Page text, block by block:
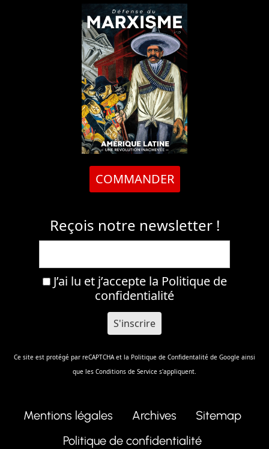
COMMANDER
Reçois notre newsletter !
J’ai lu et j’accepte la Politique de
confidentialité
Ce site est protégé par reCAPTCHA et la Politique de Confidentalité de Google ainsi
que les Conditions de Service s'appliquent.
Mentions légales Archives
Sitemap
Politique de confidentialité